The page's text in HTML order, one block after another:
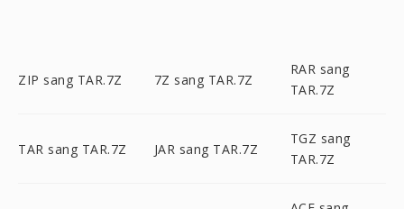
ZIP sang TAR.7Z 7Z sang TAR.7Z
RAR sang
TAR.7Z
TAR sang TAR.7Z JAR sang TAR.7Z
TGZ sang
TAR.7Z